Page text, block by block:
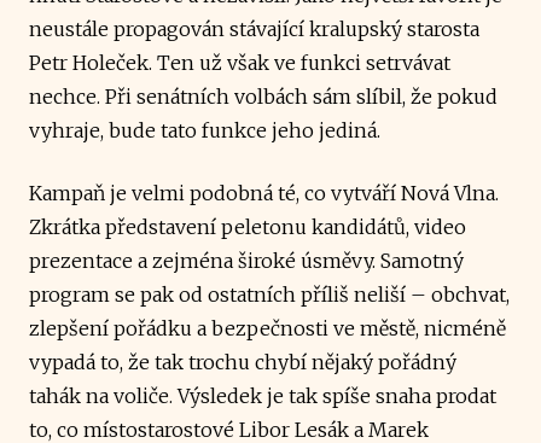
neustále propagován stávající kralupský starosta
Petr Holeček. Ten už však ve funkci setrvávat
nechce. Při senátních volbách sám slíbil, že pokud
vyhraje, bude tato funkce jeho jediná.
Kampaň je velmi podobná té, co vytváří Nová Vlna.
Zkrátka představení peletonu kandidátů, video
prezentace a zejména široké úsměvy. Samotný
program se pak od ostatních příliš neliší – obchvat,
zlepšení pořádku a bezpečnosti ve městě, nicméně
vypadá to, že tak trochu chybí nějaký pořádný
tahák na voliče. Výsledek je tak spíše snaha prodat
to, co místostarostové Libor Lesák a Marek